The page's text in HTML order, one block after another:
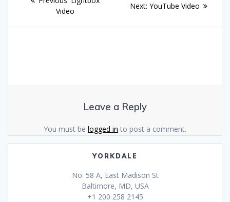
navigationpost:
Video
Next: Next
YouTube Video
Leave a Reply
You must be logged in to post a comment.
YORKDALE
No: 58 A, East Madison St
Baltimore, MD, USA
+1 200 258 2145